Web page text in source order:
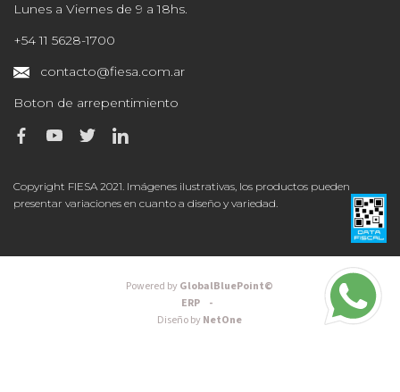
Lunes a Viernes de 9 a 18hs.
+54 11 5628-1700
contacto@fiesa.com.ar
Boton de arrepentimiento
Copyright FIESA 2021. Imágenes ilustrativas, los productos pueden
presentar variaciones en cuanto a diseño y variedad.
Powered byGlobalBluePoint©
ERP -
Diseño byNetOne